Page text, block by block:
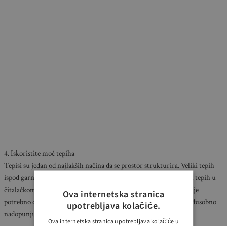
4. Iskoristite moć tepiha
Tepisi su jedan od najlakših načina da se prostor strukturira. Veliki tepih
ispod garniture jasno definira glavnu zonu za sjedenje, dok manji tepih u
čitalačkom ili radnom kutku unosi toplinu i određuje granice. Nije
potrebno da budu identični – dovoljno je da se boje i teksture međusobno
nadopunjuju.
Ova internetska stranica
upotrebljava kolačiće.
Ova internetska stranica upotrebljava kolačiće u